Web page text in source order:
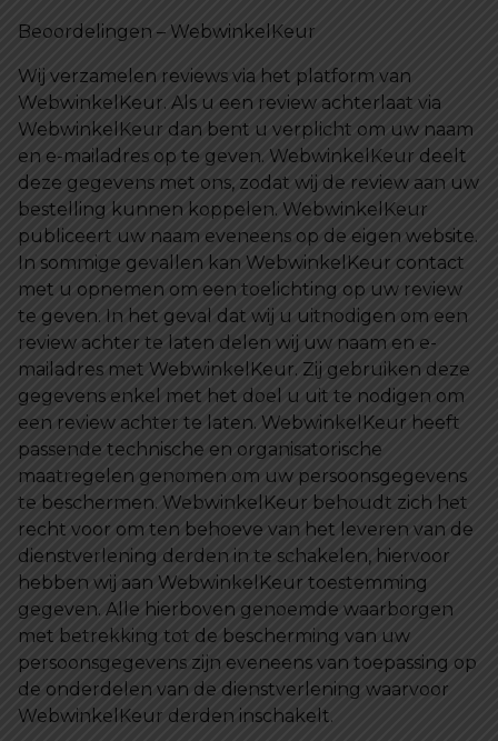
Beoordelingen – WebwinkelKeur
Wij verzamelen reviews via het platform van
WebwinkelKeur. Als u een review achterlaat via
WebwinkelKeur dan bent u verplicht om uw naam
en e-mailadres op te geven. WebwinkelKeur deelt
deze gegevens met ons, zodat wij de review aan uw
bestelling kunnen koppelen. WebwinkelKeur
publiceert uw naam eveneens op de eigen website.
In sommige gevallen kan WebwinkelKeur contact
met u opnemen om een toelichting op uw review
te geven. In het geval dat wij u uitnodigen om een
review achter te laten delen wij uw naam en e-
mailadres met WebwinkelKeur. Zij gebruiken deze
gegevens enkel met het doel u uit te nodigen om
een review achter te laten. WebwinkelKeur heeft
passende technische en organisatorische
maatregelen genomen om uw persoonsgegevens
te beschermen. WebwinkelKeur behoudt zich het
recht voor om ten behoeve van het leveren van de
dienstverlening derden in te schakelen, hiervoor
hebben wij aan WebwinkelKeur toestemming
gegeven. Alle hierboven genoemde waarborgen
met betrekking tot de bescherming van uw
persoonsgegevens zijn eveneens van toepassing op
de onderdelen van de dienstverlening waarvoor
WebwinkelKeur derden inschakelt.